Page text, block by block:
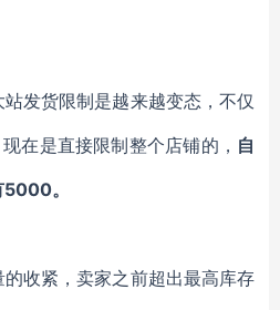
发货限制是越来越变态，不仅
在是直接限制整个店铺的， 自
5000。
收紧，卖家之前超出最高库存